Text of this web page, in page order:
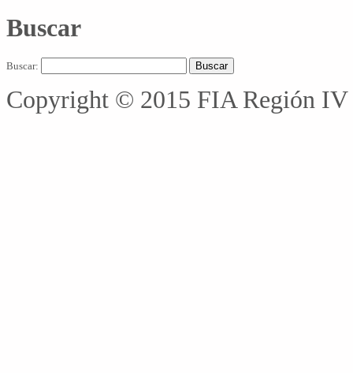
Buscar
Buscar:
Copyright © 2015 FIA Región